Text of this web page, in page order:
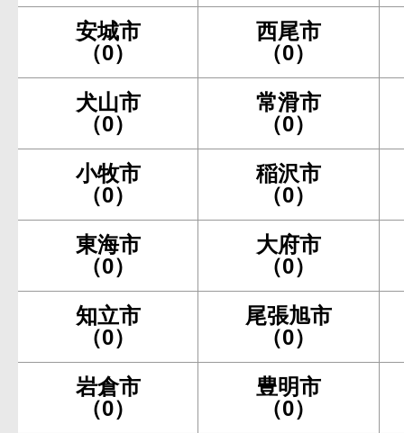
安城市
（0）
西尾市
（0）
犬山市
（0）
常滑市
（0）
小牧市
（0）
稲沢市
（0）
東海市
（0）
大府市
（0）
知立市
（0）
尾張旭市
（0）
岩倉市
（0）
豊明市
（0）